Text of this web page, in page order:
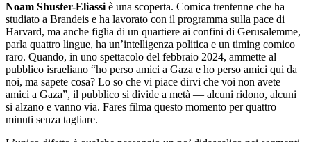
Noam Shuster-Eliassi è una scoperta. Comica trentenne che ha
studiato a Brandeis e ha lavorato con il programma sulla pace di
Harvard, ma anche figlia di un quartiere ai confini di Gerusalemme,
parla quattro lingue, ha un’intelligenza politica e un timing comico
raro. Quando, in uno spettacolo del febbraio 2024, ammette al
pubblico israeliano “ho perso amici a Gaza e ho perso amici qui da
noi, ma sapete cosa? Lo so che vi piace dirvi che voi non avete
amici a Gaza”, il pubblico si divide a metà — alcuni ridono, alcuni
si alzano e vanno via. Fares filma questo momento per quattro
minuti senza tagliare.